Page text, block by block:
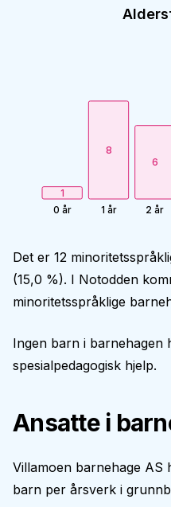
1
0 år
8
1 år
6
2 år
Det er 12
(15,0 %). I Notodden
minoritetsspråklige
Ingen barn i barnehagen
spesialpedagogisk hjelp.
Ansatte i
Villamoen barnehage AS
barn per årsverk i